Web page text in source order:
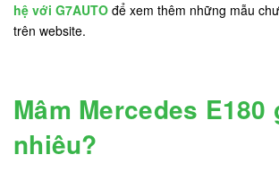
hệ với G7AUTO để xem thêm những mẫu
trên website.
Mâm Mercedes E180
nhiêu?